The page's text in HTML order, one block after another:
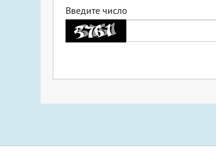
Введите число